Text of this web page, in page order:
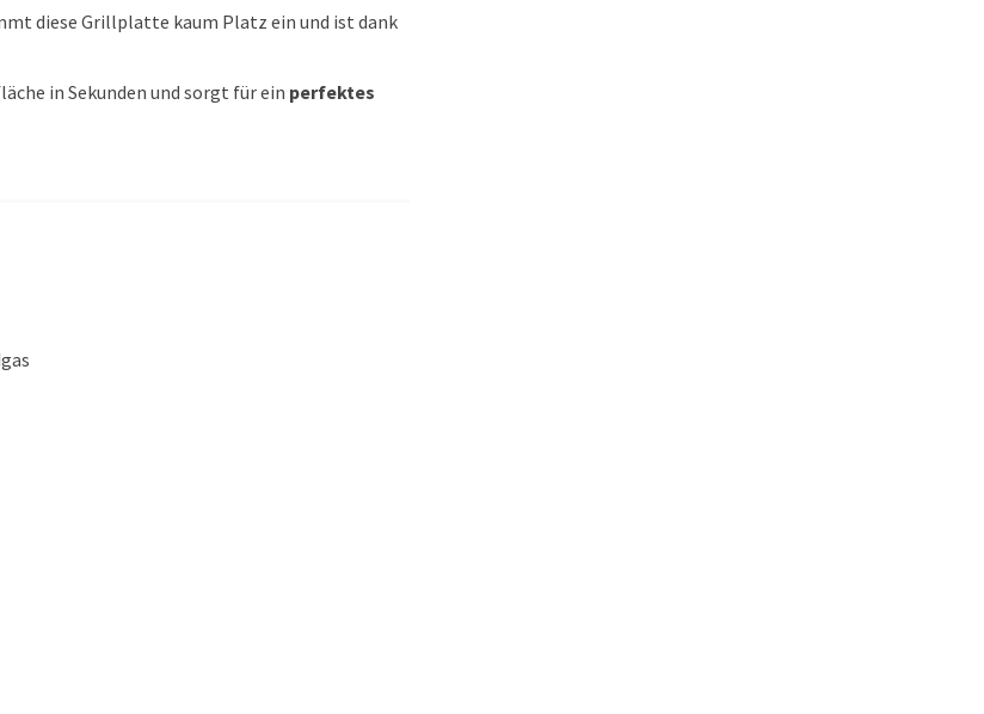
diese Grillplatte kaum Platz ein und ist dank
in Sekunden und sorgt für ein perfektes